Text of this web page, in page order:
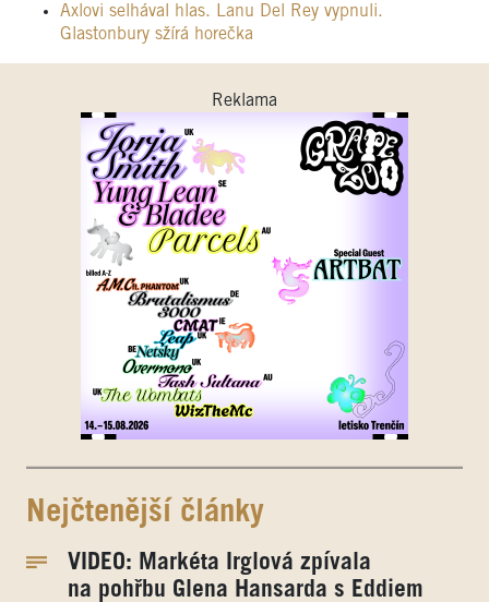
Axlovi selhával hlas. Lanu Del Rey vypnuli.
Glastonbury sžírá horečka
Reklama
Nejčtenější články
VIDEO: Markéta Irglová zpívala
na pohřbu Glena Hansarda s Eddiem